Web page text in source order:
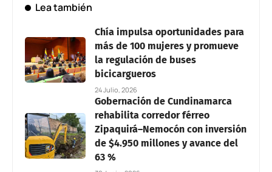
Lea también
Chía impulsa oportunidades para
más de 100 mujeres y promueve
la regulación de buses
bicicargueros
24 Julio, 2026
Gobernación de Cundinamarca
rehabilita corredor férreo
Zipaquirá–Nemocón con inversión
de $4.950 millones y avance del
63 %